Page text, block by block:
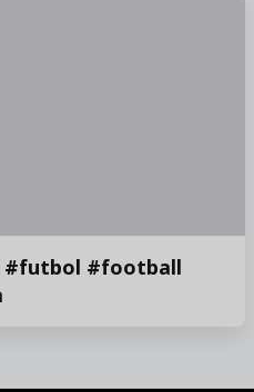
#futbol #football